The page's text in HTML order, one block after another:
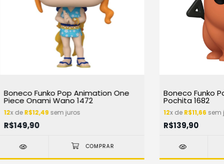
Boneco Funko Pop Animation One
Piece Onami Wano 1472
12x deR$12,49 sem juros
R$149,90
Boneco Funko
Pochita 1682
12x de R$11,66 sem
R$139,90